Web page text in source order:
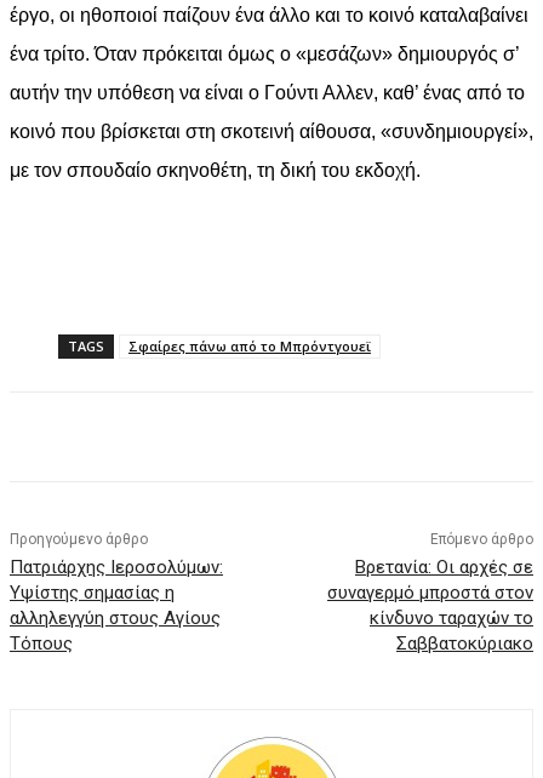
έργο, οι ηθοποιοί παίζουν ένα άλλο και το κοινό καταλαβαίνει
ένα τρίτο. Όταν πρόκειται όμως ο «μεσάζων» δημιουργός σ’
αυτήν την υπόθεση να είναι ο Γούντι Αλλεν, καθ’ ένας από το
κοινό που βρίσκεται στη σκοτεινή αίθουσα, «συνδημιουργεί»,
με τον σπουδαίο σκηνοθέτη, τη δική του εκδοχή.
TAGS Σφαίρες πάνω από το Μπρόντγουεϊ
Προηγούμενο άρθρο
Πατριάρχης Ιεροσολύμων:
Υψίστης σημασίας η
αλληλεγγύη στους Αγίους
Τόπους
Επόμενο άρθρο
Βρετανία: Οι αρχές σε
συναγερμό μπροστά στον
κίνδυνο ταραχών το
Σαββατοκύριακο